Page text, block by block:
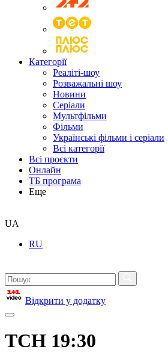
Категорії
Реаліті-шоу
Розважальні шоу
Новини
Серіали
Мультфільми
Фільми
Українські фільми і серіали
Всі категорії
Всі проєкти
Онлайн
ТБ програма
Еще
UA
RU
Відкрити у додатку
ТСН 19:30